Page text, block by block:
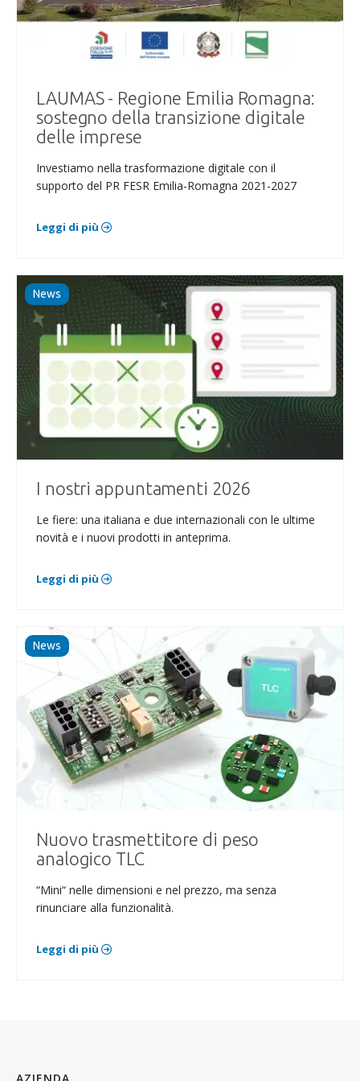
LAUMAS - Regione Emilia Romagna:
sostegno della transizione digitale
delle imprese
Investiamo nella trasformazione digitale con il
supporto del PR FESR Emilia-Romagna 2021-2027
Leggi di più
News
I nostri appuntamenti 2026
Le fiere: una italiana e due internazionali con le ultime
novità e i nuovi prodotti in anteprima.
Leggi di più
News
Nuovo trasmettitore di peso
analogico TLC
“Mini“ nelle dimensioni e nel prezzo, ma senza
rinunciare alla funzionalità.
Leggi di più